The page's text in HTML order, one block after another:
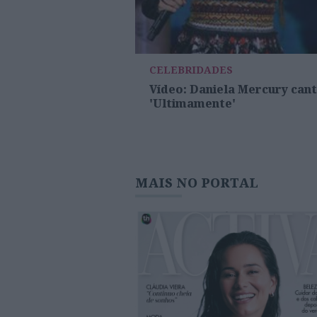
CELEBRIDADES
Vídeo: Daniela Mercury
'Ultimamente'
MAIS NO PORTAL